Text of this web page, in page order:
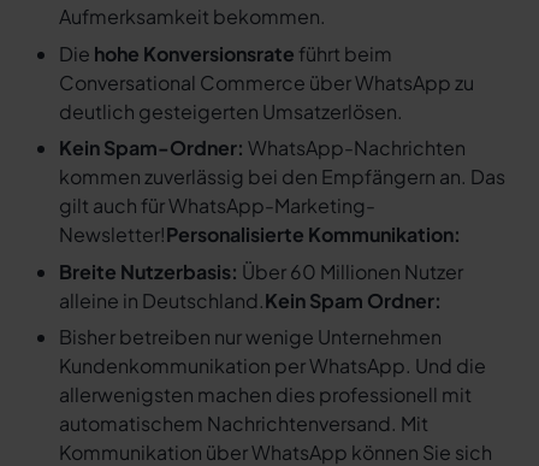
Aufmerksamkeit bekommen.
Die hohe Konversionsrate führt beim
Conversational Commerce über WhatsApp zu
deutlich gesteigerten Umsatzerlösen.
Kein Spam-Ordner: WhatsApp-Nachrichten
kommen zuverlässig bei den Empfängern an. Das
gilt auch für WhatsApp-Marketing-
Newsletter!Personalisierte Kommunikation:
Breite Nutzerbasis: Über 60 Millionen Nutzer
alleine in Deutschland.Kein Spam Ordner:
Bisher betreiben nur wenige Unternehmen
Kundenkommunikation per WhatsApp. Und die
allerwenigsten machen dies professionell mit
automatischem Nachrichtenversand. Mit
Kommunikation über WhatsApp können Sie sich